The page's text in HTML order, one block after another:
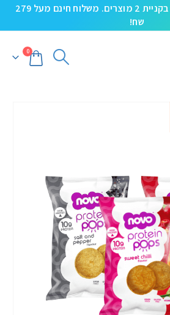
5% הנחה קופון TAKE5 בקניית 2 מוצרים. משלוח חינם מעל 279
שח!
0